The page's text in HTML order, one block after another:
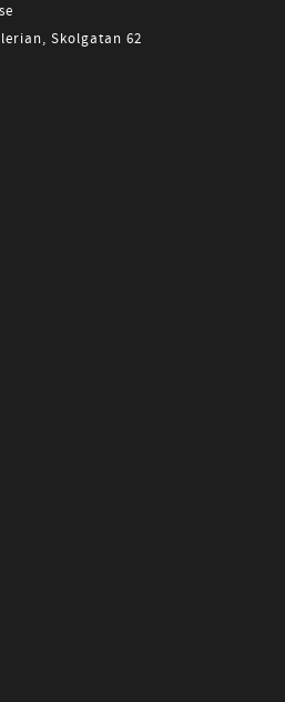
Skolgatan 62